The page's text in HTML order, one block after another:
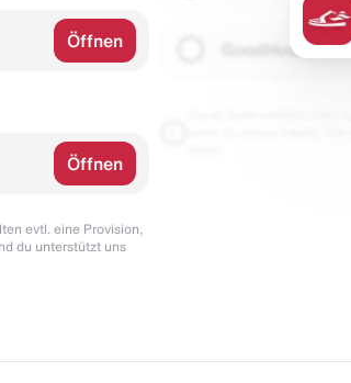
Öffnen
Öffnen
evtl. eine Provision,
du unterstützt uns
GoodHood